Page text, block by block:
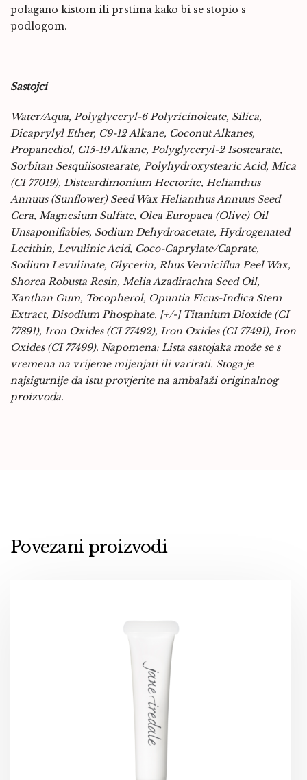
polagano kistom ili prstima kako bi se stopio s
podlogom.
Sastojci
Water/Aqua, Polyglyceryl-6 Polyricinoleate, Silica,
Dicaprylyl Ether, C9-12 Alkane, Coconut Alkanes,
Propanediol, C15-19 Alkane, Polyglyceryl-2 Isostearate,
Sorbitan Sesquiisostearate, Polyhydroxystearic Acid, Mica
(CI 77019), Disteardimonium Hectorite, Helianthus
Annuus (Sunflower) Seed Wax Helianthus Annuus Seed
Cera, Magnesium Sulfate, Olea Europaea (Olive) Oil
Unsaponifiables, Sodium Dehydroacetate, Hydrogenated
Lecithin, Levulinic Acid, Coco-Caprylate/Caprate,
Sodium Levulinate, Glycerin, Rhus Verniciflua Peel Wax,
Shorea Robusta Resin, Melia Azadirachta Seed Oil,
Xanthan Gum, Tocopherol, Opuntia Ficus-Indica Stem
Extract, Disodium Phosphate. [+/-] Titanium Dioxide (CI
77891), Iron Oxides (CI 77492), Iron Oxides (CI 77491), Iron
Oxides (CI 77499). Napomena: Lista sastojaka može se s
vremena na vrijeme mijenjati ili varirati. Stoga je
najsigurnije da istu provjerite na ambalaži originalnog
proizvoda.
Povezani proizvodi